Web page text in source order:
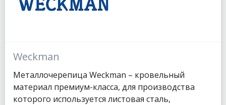
Weckman
Металлочерепица Weckman – кровельный
материал премиум-класса, для производства
которого используется листовая сталь,